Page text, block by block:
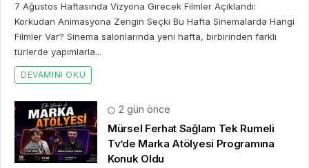
7 Ağustos Haftasında Vizyona Girecek Filmler Açıklandı:
Korkudan Animasyona Zengin Seçki Bu Hafta Sinemalarda Hangi
Filmler Var? Sinema salonlarında yeni hafta, birbirinden farklı
türlerde yapımlarla...
DEVAMINI OKU
2 gün önce
Mürsel Ferhat Sağlam Tek Rumeli
Tv’de Marka Atölyesi Programına
Konuk Oldu